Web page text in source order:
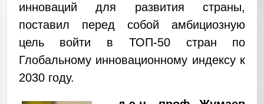
инноваций для развития страны,
поставил перед собой амбициозную
цель войти в ТОП-50 стран по
Глобальному инновационному индексу к
2030 году.